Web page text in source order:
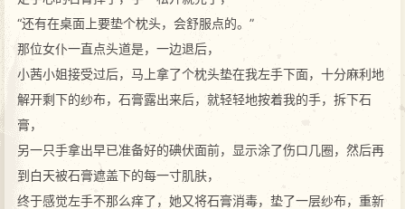
“还有在桌面上要垫个枕头，会舒服点的。”
那位女仆一直点头道是，一边退后，
小茜小姐接受过后，马上拿了个枕头垫在我左手下面，十分麻利地
解开剩下的纱布，石膏露出来后，就轻轻地按着我的手，拆下石
膏，
另一只手拿出早已准备好的碘伏面前，显示涂了伤口几圈，然后再
到白天被石膏遮盖下的每一寸肌肤，
终于感觉左手不那么痒了，她又将石膏消毒，垫了一层纱布，重新